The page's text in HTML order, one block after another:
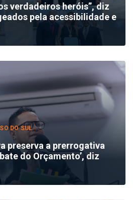
verdadeiros heróis”, diz
pela acessibilidade e
DO SUL
preserva a prerrogativa
do Orçamento’, diz